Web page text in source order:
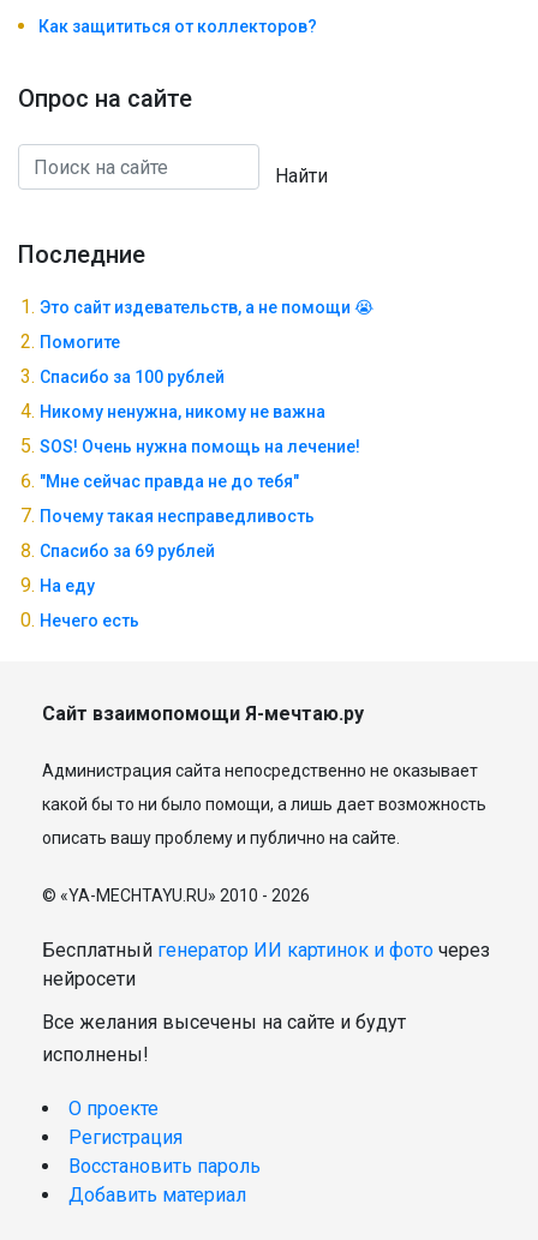
Как защититься от коллекторов?
Опрос на сайте
Найти
Последние
Это сайт издевательств, а не помощи 😭
Помогите
Спасибо за 100 рублей
Никому ненужна, никому не важна
SOS! Очень нужна помощь на лечение!
"Мне сейчас правда не до тебя"
Почему такая несправедливость
Спасибо за 69 рублей
На еду
Нечего есть
Сайт взаимопомощи Я-мечтаю.ру
Администрация сайта непосредственно не оказывает
какой бы то ни было помощи, а лишь дает возможность
описать вашу проблему и публично на сайте.
© «YA-MECHTAYU.RU» 2010 - 2026
Бесплатный генератор ИИ картинок и фото через
нейросети
Все желания высечены на сайте и будут
исполнены!
О проекте
Регистрация
Восстановить пароль
Добавить материал